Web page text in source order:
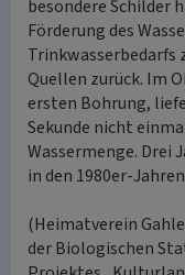
besondere Schilder
Förderung des
Trinkwasserbedarfs
Quellen zurück. Im
ersten Bohrung,
Sekunde nicht
Wassermenge. Drei
in den 1980er-
(Heimatverein
der Biologischen